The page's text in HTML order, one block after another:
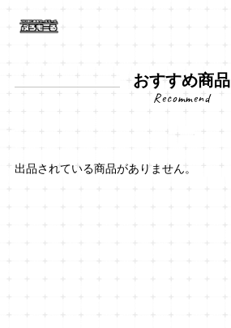
おすすめ商品
出品されている商品がありません。